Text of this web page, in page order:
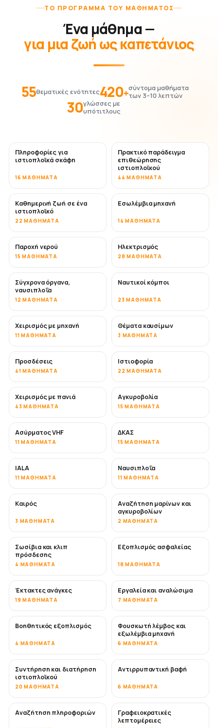
ΤΟ ΠΡΌΓΡΑΜΜΑ ΤΟΥ ΜΑΘΉΜΑΤΟΣ
Ένα μάθημα —
για μια ζωή ως καπετάνιος
55θεματικές ενότητες420+σύντομα μαθήματα
των 3–10 λεπτών
30γλώσσες με
υπότιτλους
Πληροφορίες για
ιστιοπλοϊκά σκάφη
16 ΜΑΘΉΜΑΤΑ
Πρακτικό παράδειγμα
επιθεώρησης
ιστιοπλοϊκού
44 ΜΑΘΉΜΑΤΑ
Καθημερινή ζωή σε ένα
ιστιοπλοϊκό
22 ΜΑΘΉΜΑΤΑ
Εσωλέμβια μηχανή
14 ΜΑΘΉΜΑΤΑ
Παροχή νερού
15 ΜΑΘΉΜΑΤΑ
Ηλεκτρισμός
28 ΜΑΘΉΜΑΤΑ
Σύγχρονα όργανα,
ναυσιπλοΐα
12 ΜΑΘΉΜΑΤΑ
Ναυτικοί κόμποι
23 ΜΑΘΉΜΑΤΑ
Χειρισμός με μηχανή
11 ΜΑΘΉΜΑΤΑ
Θέματα καυσίμων
3 ΜΑΘΉΜΑΤΑ
Προσδέσεις
41 ΜΑΘΉΜΑΤΑ
Ιστιοφορία
22 ΜΑΘΉΜΑΤΑ
Χειρισμός με πανιά
43 ΜΑΘΉΜΑΤΑ
Αγκυροβολία
15 ΜΑΘΉΜΑΤΑ
Ασύρματος VHF
11 ΜΑΘΉΜΑΤΑ
ΔΚΑΣ
15 ΜΑΘΉΜΑΤΑ
IALA
11 ΜΑΘΉΜΑΤΑ
Ναυσιπλοΐα
11 ΜΑΘΉΜΑΤΑ
Καιρός
3 ΜΑΘΉΜΑΤΑ
Αναζήτηση μαρίνων και
αγκυροβολίων
2 ΜΑΘΉΜΑΤΑ
Σωσίβια και κλιπ
πρόσδεσης
4 ΜΑΘΉΜΑΤΑ
Εξοπλισμός ασφαλείας
18 ΜΑΘΉΜΑΤΑ
Έκτακτες ανάγκες
19 ΜΑΘΉΜΑΤΑ
Εργαλεία και αναλώσιμα
7 ΜΑΘΉΜΑΤΑ
Βοηθητικός εξοπλισμός
4 ΜΑΘΉΜΑΤΑ
Φουσκωτή λέμβος και
εξωλέμβια μηχανή
6 ΜΑΘΉΜΑΤΑ
Συντήρηση και διατήρηση
ιστιοπλοϊκού
20 ΜΑΘΉΜΑΤΑ
ΣΎΝΤΟΜΑ
Αντιρρυπαντική βαφή
6 ΜΑΘΉΜΑΤΑ
Αναζήτηση πληροφοριών
Γραφειοκρατικές
λεπτομέρειες